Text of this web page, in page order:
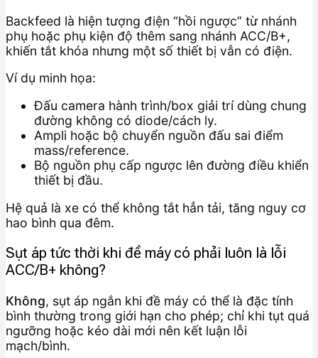
Backfeed là hiện tượng điện “hồi ngược” từ nhánh
phụ hoặc phụ kiện độ thêm sang nhánh ACC/B+,
khiến tắt khóa nhưng một số thiết bị vẫn có điện.
Ví dụ minh họa:
Đấu camera hành trình/box giải trí dùng chung
đường không có diode/cách ly.
Ampli hoặc bộ chuyển nguồn đấu sai điểm
mass/reference.
Bộ nguồn phụ cấp ngược lên đường điều khiển
thiết bị đầu.
Hệ quả là xe có thể không tắt hẳn tải, tăng nguy cơ
hao bình qua đêm.
Sụt áp tức thời khi đề máy có phải luôn là lỗi
ACC/B+ không?
Không, sụt áp ngắn khi đề máy có thể là đặc tính
bình thường trong giới hạn cho phép; chỉ khi tụt quá
ngưỡng hoặc kéo dài mới nên kết luận lỗi
mạch/bình.